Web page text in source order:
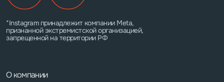
О компании
*Instagram принадлежит компании Meta,
признанной экстремистской организацией,
запрещенной на территории РФ